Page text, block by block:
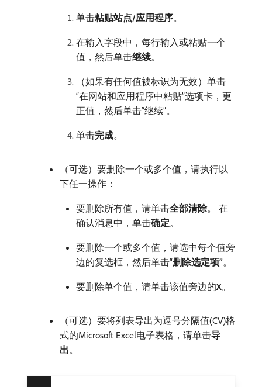
单击​粘贴站点/应用程序。
在输入字段中，每行输入或粘贴一个
值，然后单击​继续。
（如果有任何值被标识为无效）单击
“在网站和应用程序中粘贴”​选项卡，更
正值，然后单击“继续”。
单击​完成。
（可选）要删除一个或多个值，请执行以
下任一操作：
要删除所有值，请单击​全部清除。 在
确认消息中，单击​确定。
要删除一个或多个值，请选中每个值旁
边的复选框，然后单击“删除选定项”。
要删除单个值，请单击该值旁边的​X。
（可选）要将列表导出为逗号分隔值(CV)格
式的Microsoft Excel电子表格，请单击​导
出。